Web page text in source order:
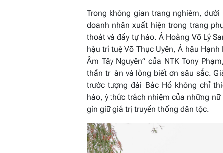
Trong không gian trang nghiêm,
doanh nhân xuất hiện trong trang
thoát và đầy tự hào. Á Hoàng Võ Lý
hậu trí tuệ Võ Thục Uyên, Á hậu
Âm Tây Nguyên” của NTK Tony
thần tri ân và lòng biết ơn sâu sắc.
trước tượng đài Bác Hồ không chỉ
hào, ý thức trách nhiệm của những
gìn giữ giá trị truyền thống dân tộc.